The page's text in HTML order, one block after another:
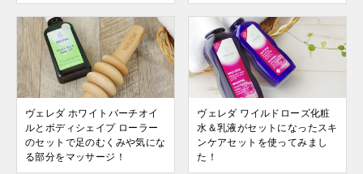
ヴェレダ ホワイトバーチオイ
ルとボディシェイプ ローラー
のセットで足のむくみや気にな
る部分をマッサージ！
ヴェレダ ワイルドローズ化粧
水＆乳液がセットになったスキ
ンケアセットを使ってみまし
た！